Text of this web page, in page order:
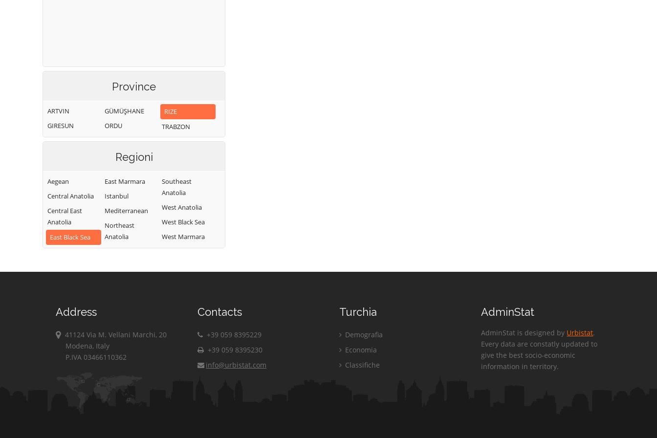
Province
ARTVIN
GIRESUN
GÜMÜŞHANE
ORDU
RIZE
TRABZON
Regioni
Aegean
Central Anatolia
Central East
Anatolia
East Black Sea
East Marmara
Istanbul
Mediterranean
Northeast
Anatolia
Southeast
Anatolia
West Anatolia
West Black Sea
West Marmara
Address
41124 Via M. Vellani Marchi, 20
Modena, Italy
P.IVA 03466110362
Contacts
+39 059 8395229
+39 059 8395230
info@urbistat.com
Turchia
Demografia
Economia
Classifiche
AdminStat
AdminStat is designed by Urbistat.
Every data are constatly updated to
give the best socio-economic
information in territory.